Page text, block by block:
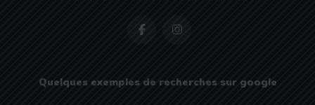
Quelques exemples de recherches sur google